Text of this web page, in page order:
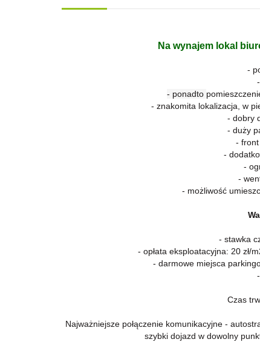
Na wynajem lokal
-
​- ponadto
- znakomita lokalizacja, w
- dobry
- duży
-
-
-
-
- możliwość
- stawka
- opłata eksploatacyjna: 20 zł/
- darmowe miejsca
Czas
Najważniejsze połączenie komunikacyjne -
szybki dojazd w dowolny